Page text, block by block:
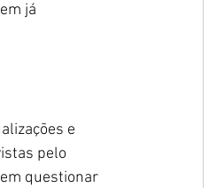
já
e
pelo
questionar